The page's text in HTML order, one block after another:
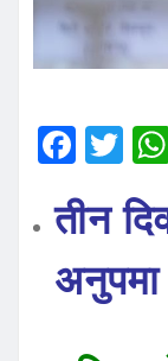
F
c
e
b
T
it
te
r
तीन
अनुपमा